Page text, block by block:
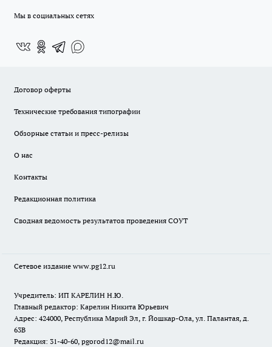
Мы в социальных сетях
Договор оферты
Технические требования типографии
Обзорные статьи и пресс-релизы
О нас
Контакты
Редакционная политика
Сводная ведомость результатов проведения СОУТ
Сетевое издание www.pg12.ru
Учредитель: ИП КАРЕЛИН Н.Ю.
Главный редактор: Карелин Никита Юрьевич
Адрес: 424000, Республика Марий Эл, г. Йошкар-Ола, ул. Палантая, д.
63В
Редакция: 31-40-60, pgorod12@mail.ru